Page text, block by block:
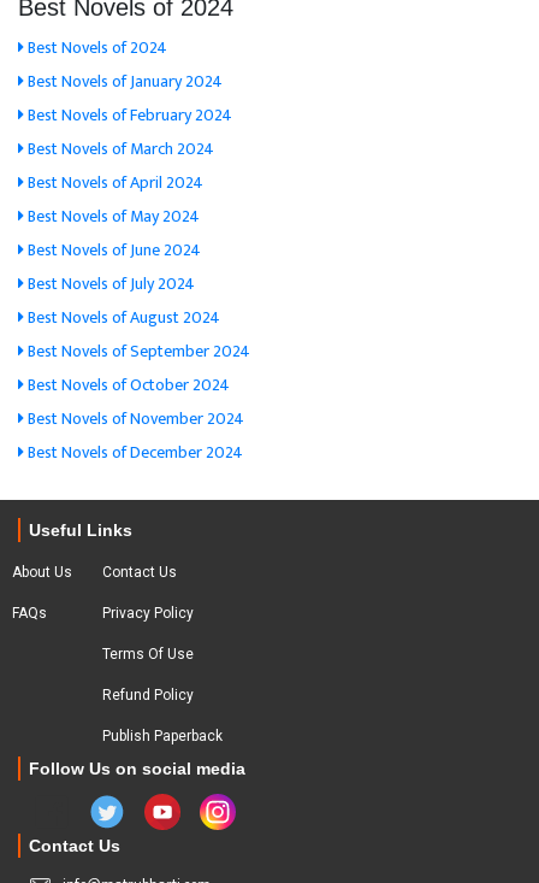
Best Novels of 2024
Best Novels of 2024
Best Novels of January 2024
Best Novels of February 2024
Best Novels of March 2024
Best Novels of April 2024
Best Novels of May 2024
Best Novels of June 2024
Best Novels of July 2024
Best Novels of August 2024
Best Novels of September 2024
Best Novels of October 2024
Best Novels of November 2024
Best Novels of December 2024
Useful Links
About Us
FAQs
Contact Us
Privacy Policy
Terms Of Use
Refund Policy
Publish Paperback
Follow Us on social media
Contact Us